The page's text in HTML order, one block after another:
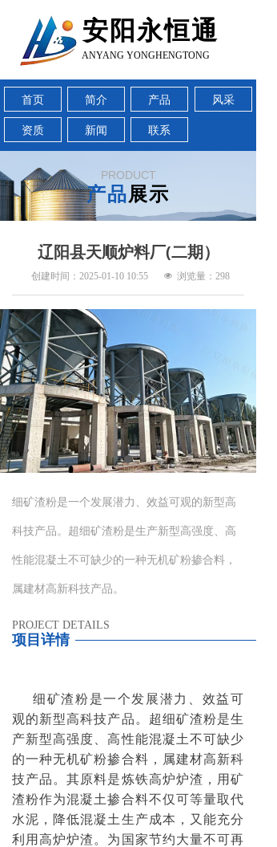
首页 简介 产品
风采
资质
新闻 联系
ANYANG YONGHENGTONG
安阳永恒通
辽阳县天顺炉料厂(二期）
创建时间： 2025-01-10 10:55 넶 浏览量： 298
细矿渣粉是一个发展潜力、效益可观的新型高
科技产品。超细矿渣粉是生产新型高强度、高
性能混凝土不可缺少的一种无机矿粉掺合料，
属建材高新科技产品。
细矿渣粉是一个发展潜力、效益可
观的新型高科技产品。超细矿渣粉是生
产新型高强度、高性能混凝土不可缺少
的一种无机矿粉掺合料，属建材高新科
技产品。其原料是炼铁高炉炉渣，用矿
渣粉作为混凝土掺合料不仅可等量取代
水泥，降低混凝土生产成本，又能充分
利用高炉炉渣。为国家节约大量不可再
PROJECT DETAILS
项目详情
产品展示
PRODUCT